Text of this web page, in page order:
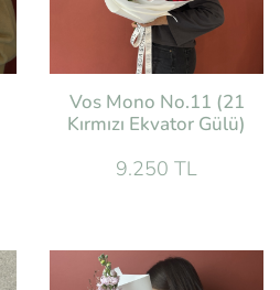
Vos Mono No.11 (21
Kırmızı Ekvator Gülü)
9.250 TL